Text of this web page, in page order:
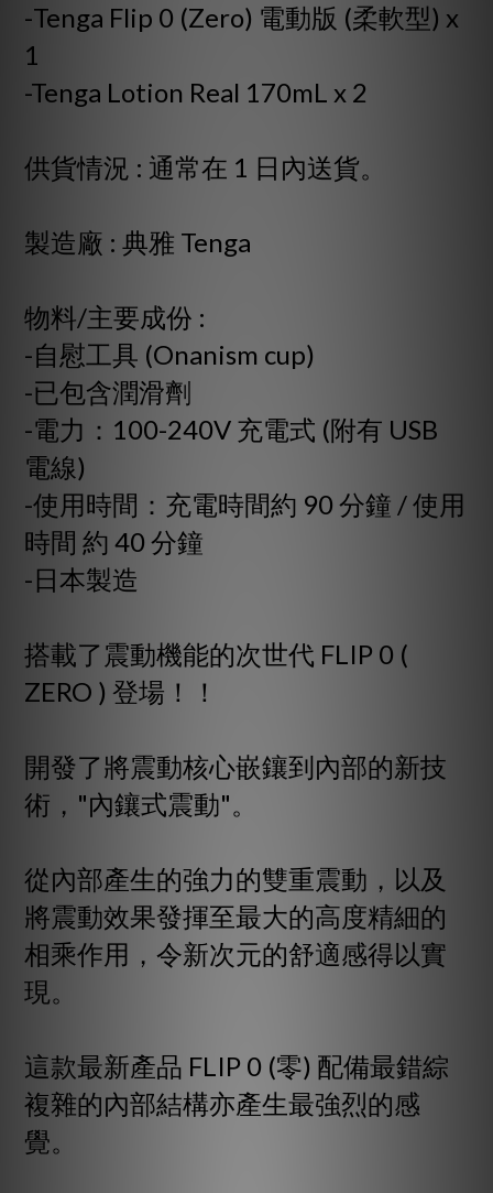
-Tenga Flip 0 (Zero) 電動版 (柔軟型) x
1
-Tenga Lotion Real 170mL x 2
供貨情況 : 通常在 1 日內送貨。
製造廠 : 典雅 Tenga
物料/主要成份 :
-自慰工具 (Onanism cup)
-已包含潤滑劑
-電力：100-240V 充電式 (附有 USB
電線)
-使用時間：充電時間約 90 分鐘 / 使用
時間 約 40 分鐘
-日本製造
搭載了震動機能的次世代 FLIP 0 (
ZERO ) 登場！！
開發了將震動核心嵌鑲到內部的新技
術，"內鑲式震動"。
從內部產生的強力的雙重震動，以及
將震動效果發揮至最大的高度精細的
相乘作用，令新次元的舒適感得以實
現。
這款最新產品 FLIP 0 (零) 配備最錯綜
複雜的內部結構亦產生最強烈的感
覺。